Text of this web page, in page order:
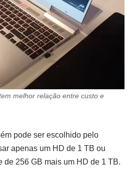
melhor relação entre custo e
pode ser escolhido pelo
apenas um HD de 1 TB ou
de 256 GB mais um HD de 1 TB.